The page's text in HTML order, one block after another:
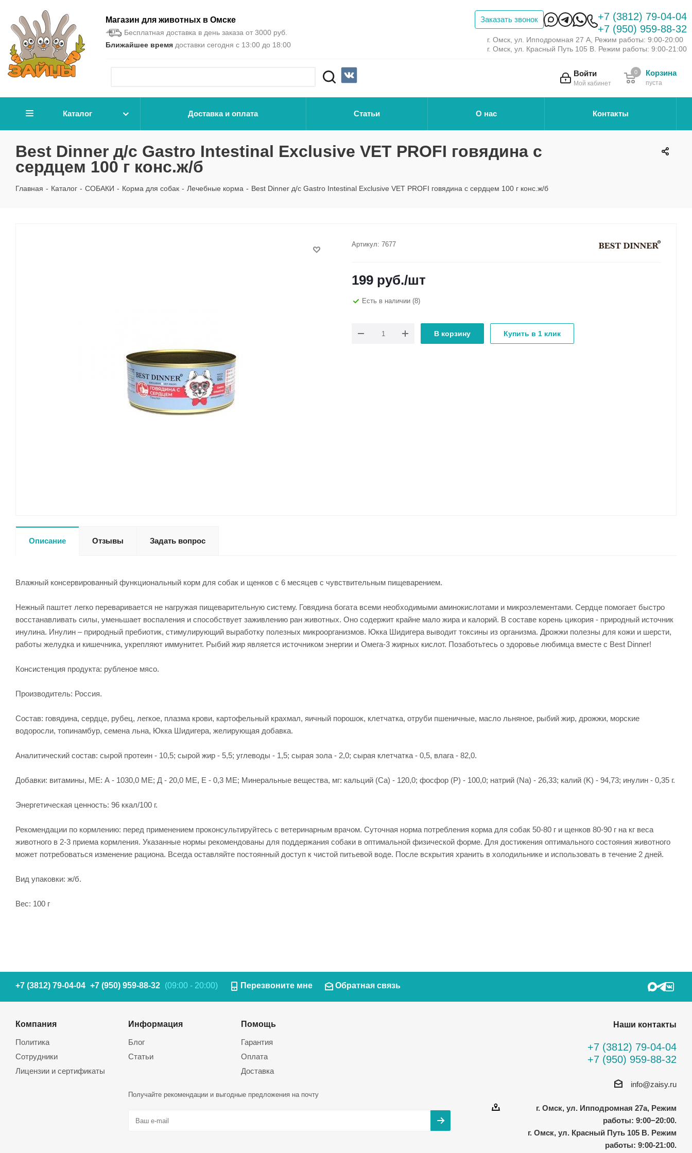
Магазин для животных в Омске
Бесплатная доставка в день заказа от 3000 руб.
Ближайшее время доставки сегодня с 13:00 до 18:00
Заказать звонок
+7 (3812) 79-04-04
+7 (950) 959-88-32
г. Омск, ул. Ипподромная 27 А, Режим работы: 9:00-20:00
г. Омск, ул. Красный Путь 105 В. Режим работы: 9:00-21:00
Войти
Мой кабинет
Корзина
пуста
0
Каталог Доставка и оплата Статьи О нас Контакты
Best Dinner д/с Gastro Intestinal Exclusive VET PROFI говядина с
сердцем 100 г конс.ж/б
Главная - Каталог - СОБАКИ - Корма для собак - Лечебные корма - Best Dinner д/с Gastro Intestinal Exclusive VET PROFI говядина с сердцем 100 г конс.ж/б
Артикул: 7677
199 руб./шт
Есть в наличии (8)
В корзину Купить в 1 клик
Описание Отзывы Задать вопрос
Влажный консервированный функциональный корм для собак и щенков с 6 месяцев с чувствительным пищеварением.
Нежный паштет легко переваривается не нагружая пищеварительную систему. Говядина богата всеми необходимыми аминокислотами и микроэлементами. Сердце помогает быстро
восстанавливать силы, уменьшает воспаления и способствует заживлению ран животных. Оно содержит крайне мало жира и калорий. В составе корень цикория - природный источник
инулина. Инулин – природный пребиотик, стимулирующий выработку полезных микроорганизмов. Юкка Шидигера выводит токсины из организма. Дрожжи полезны для кожи и шерсти,
работы желудка и кишечника, укрепляют иммунитет. Рыбий жир является источником энергии и Омега-3 жирных кислот. Позаботьтесь о здоровье любимца вместе с Best Dinner!
Консистенция продукта: рубленое мясо.
Производитель: Россия.
Состав: говядина, сердце, рубец, легкое, плазма крови, картофельный крахмал, яичный порошок, клетчатка, отруби пшеничные, масло льняное, рыбий жир, дрожжи, морские
водоросли, топинамбур, семена льна, Юкка Шидигера, желирующая добавка.
Аналитический состав: сырой протеин - 10,5; сырой жир - 5,5; углеводы - 1,5; сырая зола - 2,0; сырая клетчатка - 0,5, влага - 82,0.
Добавки: витамины, МЕ: А - 1030,0 МЕ; Д - 20,0 МЕ, Е - 0,3 МЕ; Минеральные вещества, мг: кальций (Са) - 120,0; фосфор (Р) - 100,0; натрий (Na) - 26,33; калий (K) - 94,73; инулин - 0,35 г.
Энергетическая ценность: 96 ккал/100 г.
Рекомендации по кормлению: перед применением проконсультируйтесь с ветеринарным врачом. Суточная норма потребления корма для собак 50-80 г и щенков 80-90 г на кг веса
животного в 2-3 приема кормления. Указанные нормы рекомендованы для поддержания собаки в оптимальной физической форме. Для достижения оптимального состояния животного
может потребоваться изменение рациона. Всегда оставляйте постоянный доступ к чистой питьевой воде. После вскрытия хранить в холодильнике и использовать в течение 2 дней.
Вид упаковки: ж/б.
Вес: 100 г
+7 (3812) 79-04-04 +7 (950) 959-88-32 (09:00 - 20:00) Перезвоните мне Обратная связь
Компания
Политика
Сотрудники
Лицензии и сертификаты
Информация
Блог
Статьи
Помощь
Гарантия
Оплата
Доставка
Получайте рекомендации и выгодные предложения на почту
Наши контакты
+7 (3812) 79-04-04
+7 (950) 959-88-32
info@zaisy.ru
г. Омск, ул. Ипподромная 27а, Режим
работы: 9:00−20:00.
г. Омск, ул. Красный Путь 105 В. Режим
работы: 9:00-21:00.